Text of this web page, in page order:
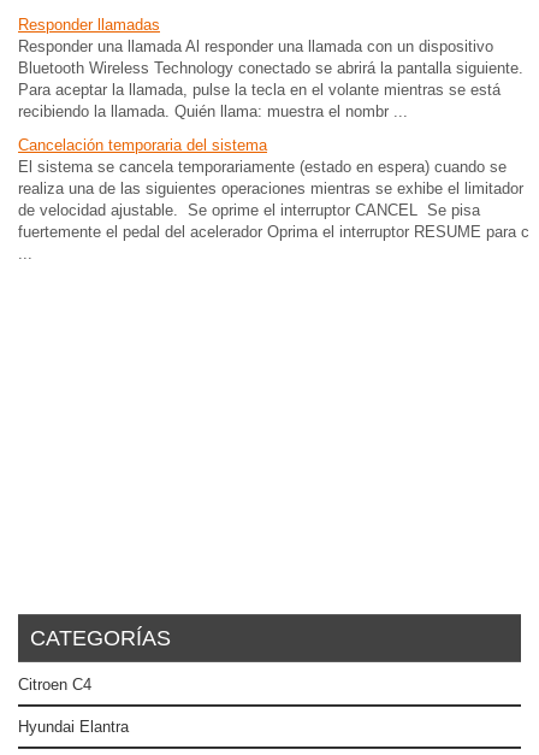
Responder llamadas
Responder una llamada Al responder una llamada con un dispositivo
Bluetooth Wireless Technology conectado se abrirá la pantalla siguiente.
Para aceptar la llamada, pulse la tecla en el volante mientras se está
recibiendo la llamada. Quién llama: muestra el nombr ...
Cancelación temporaria del sistema
El sistema se cancela temporariamente (estado en espera) cuando se
realiza una de las siguientes operaciones mientras se exhibe el limitador
de velocidad ajustable. Se oprime el interruptor CANCEL Se pisa
fuertemente el pedal del acelerador Oprima el interruptor RESUME para c
...
CATEGORÍAS
Citroen C4
Hyundai Elantra